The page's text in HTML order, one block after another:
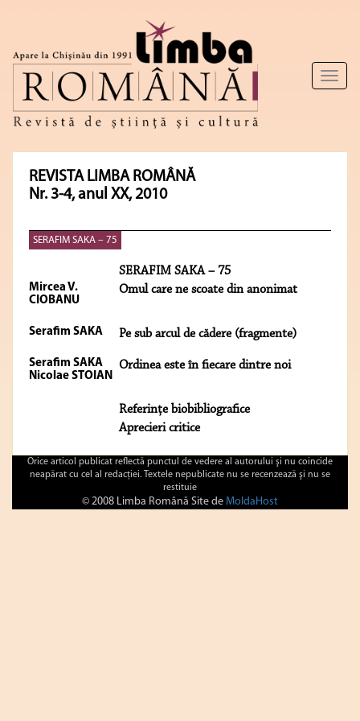
Toggle
REVISTA LIMBA ROMÂNĂ
Nr. 3-4, anul XX, 2010
SERAFIM SAKA – 75
SERAFIM SAKA – 75
Mircea V.
CIOBANU
Omul care ne scoate din anonimat
Serafim SAKA Pe sub arcul de cădere (fragmente)
Serafim SAKA
Nicolae STOIAN
Ordinea este în fiecare dintre noi
Referinţe biobibliografice
Aprecieri critice
Orice articol publicat reflectă punctul de vedere al autorului şi nu coincide
neapărat cu cel al redacţiei. Textele nepublicate nu se recenzează şi nu se
restituie
© 2008 Limba Română Site de MoldaHost